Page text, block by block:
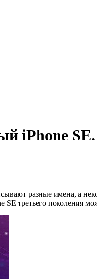
iPhone
разные имена, а
третьего поколения